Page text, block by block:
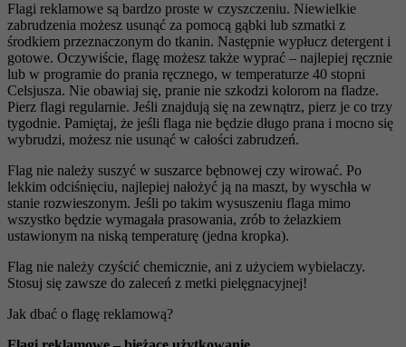
Flagi reklamowe są bardzo proste w czyszczeniu. Niewielkie
zabrudzenia możesz usunąć za pomocą gąbki lub szmatki z
środkiem przeznaczonym do tkanin. Następnie wypłucz detergent i
gotowe. Oczywiście, flagę możesz także wyprać – najlepiej ręcznie
lub w programie do prania ręcznego, w temperaturze 40 stopni
Celsjusza. Nie obawiaj się, pranie nie szkodzi kolorom na fladze.
Pierz flagi regularnie. Jeśli znajdują się na zewnątrz, pierz je co trzy
tygodnie. Pamiętaj, że jeśli flaga nie będzie długo prana i mocno się
wybrudzi, możesz nie usunąć w całości zabrudzeń.
Flag nie należy suszyć w suszarce bębnowej czy wirować. Po
lekkim odciśnięciu, najlepiej nałożyć ją na maszt, by wyschła w
stanie rozwieszonym. Jeśli po takim wysuszeniu flaga mimo
wszystko będzie wymagała prasowania, zrób to żelazkiem
ustawionym na niską temperaturę (jedna kropka).
Flag nie należy czyścić chemicznie, ani z użyciem wybielaczy.
Stosuj się zawsze do zaleceń z metki pielęgnacyjnej!
Jak dbać o flagę reklamową?